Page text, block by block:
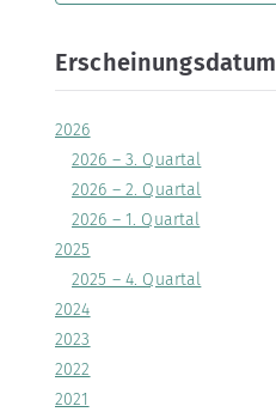
Erscheinungsdatum
2026
2026 – 3. Quartal
2026 – 2. Quartal
2026 – 1. Quartal
2025
2025 – 4. Quartal
2024
2023
2022
2021